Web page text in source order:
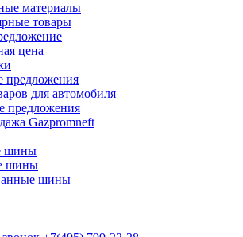
материалы
товары
цена
предложения
для автомобиля
предложения
Gazpromneft
шины
шины
шины